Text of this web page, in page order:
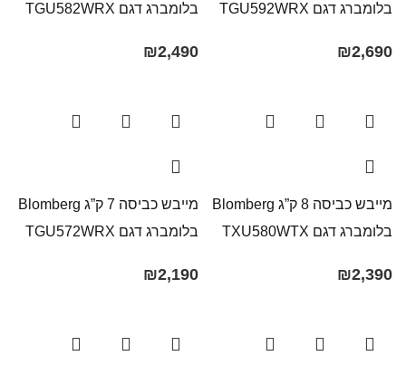
בלומברג דגם TGU592WRX
₪2,690
בלומברג דגם TGU582WRX
₪2,490
מייבש כביסה 8 ק”ג Blomberg
בלומברג דגם TXU580WTX
₪2,390
מייבש כביסה 7 ק”ג Blomberg
בלומברג דגם TGU572WRX
₪2,190